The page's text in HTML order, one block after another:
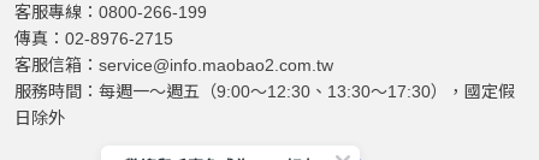
客服專線：0800-266-199
傳真：02-8976-2715
客服信箱：service@info.maobao2.com.tw
服務時間：每週一～週五（9:00～12:30、13:30～17:30），國定假
日除外